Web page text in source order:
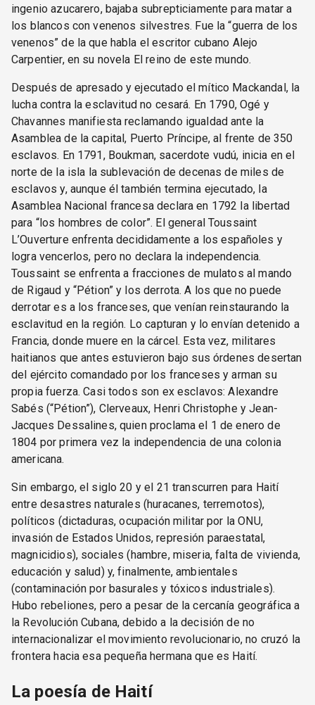
ingenio azucarero, bajaba subrepticiamente para matar a
los blancos con venenos silvestres. Fue la “guerra de los
venenos” de la que habla el escritor cubano Alejo
Carpentier, en su novela El reino de este mundo.
Después de apresado y ejecutado el mítico Mackandal, la
lucha contra la esclavitud no cesará. En 1790, Ogé y
Chavannes manifiesta reclamando igualdad ante la
Asamblea de la capital, Puerto Príncipe, al frente de 350
esclavos. En 1791, Boukman, sacerdote vudú, inicia en el
norte de la isla la sublevación de decenas de miles de
esclavos y, aunque él también termina ejecutado, la
Asamblea Nacional francesa declara en 1792 la libertad
para “los hombres de color”. El general Toussaint
L’Ouverture enfrenta decididamente a los españoles y
logra vencerlos, pero no declara la independencia.
Toussaint se enfrenta a fracciones de mulatos al mando
de Rigaud y “Pétion” y los derrota. A los que no puede
derrotar es a los franceses, que venían reinstaurando la
esclavitud en la región. Lo capturan y lo envían detenido a
Francia, donde muere en la cárcel. Esta vez, militares
haitianos que antes estuvieron bajo sus órdenes desertan
del ejército comandado por los franceses y arman su
propia fuerza. Casi todos son ex esclavos: Alexandre
Sabés (“Pétion”), Clerveaux, Henri Christophe y Jean-
Jacques Dessalines, quien proclama el 1 de enero de
1804 por primera vez la independencia de una colonia
americana.
Sin embargo, el siglo 20 y el 21 transcurren para Haití
entre desastres naturales (huracanes, terremotos),
políticos (dictaduras, ocupación militar por la ONU,
invasión de Estados Unidos, represión paraestatal,
magnicidios), sociales (hambre, miseria, falta de vivienda,
educación y salud) y, finalmente, ambientales
(contaminación por basurales y tóxicos industriales).
Hubo rebeliones, pero a pesar de la cercanía geográfica a
la Revolución Cubana, debido a la decisión de no
internacionalizar el movimiento revolucionario, no cruzó la
frontera hacia esa pequeña hermana que es Haití.
La poesía de Haití